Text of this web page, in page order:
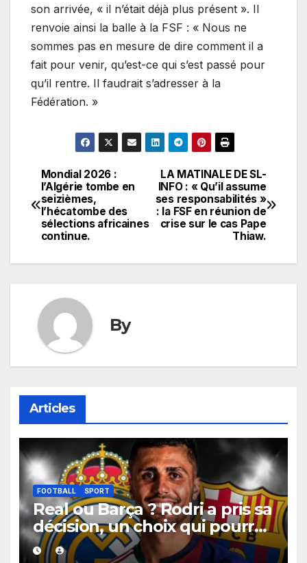
son arrivée, « il n’était déjà plus présent ». Il
renvoie ainsi la balle à la FSF : « Nous ne
sommes pas en mesure de dire comment il a
fait pour venir, qu’est-ce qui s’est passé pour
qu’il rentre. Il faudrait s’adresser à la
Fédération. »
Navigation
de
l’article
LA MATINALE DE SL-
INFO : « Qu’il assume
ses responsabilités »
: la FSF en réunion de
crise sur le cas Pape
Thiaw.
Mondial 2026 :
l’Algérie tombe en
seizièmes,
l’hécatombe des
sélections africaines
continue.
By
Articles
FOOTBALL SPORT
Real ou Barça ? Rodri a pris sa
décision, un choix qui pourrait
faire grand bruit sur le